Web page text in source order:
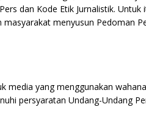
dan Kode Etik Jurnalistik.
menyusun Pedoman
media yang menggunakan
persyaratan Undang-Undang